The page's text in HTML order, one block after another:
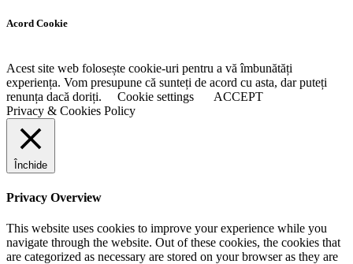
Acord Cookie
Acest site web folosește cookie-uri pentru a vă îmbunătăți
experiența. Vom presupune că sunteți de acord cu asta, dar puteți
renunța dacă doriți.
Cookie settings
ACCEPT
Privacy & Cookies Policy
Închide
Privacy Overview
This website uses cookies to improve your experience while you
navigate through the website. Out of these cookies, the cookies that
are categorized as necessary are stored on your browser as they are